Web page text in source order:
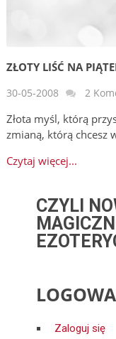
ZŁOTY LIŚĆ NA
30-05-2008 2
Złota myśl, którą
zmianą, którą chcesz
Czytaj więcej...
CZYLI
Zaloguj się